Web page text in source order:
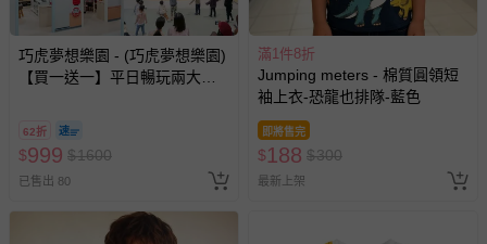
巧虎夢想樂園 - (巧虎夢想樂園)
【買一送一】平日暢玩兩大一
換，贈送券現場領取)-效期至
2026/10/16 正券逾期視同現金
券使用
62折
$999 $1600
已售出 80
滿1件8折
Jumping meters - 棉質圓領短
袖上衣-恐龍也排隊-藍色
即將售完
$188 $300
最新上架